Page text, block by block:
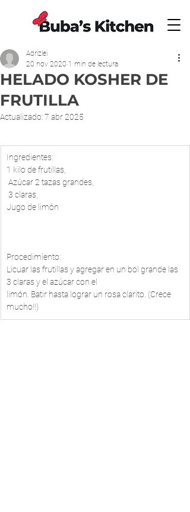
HELADO KOSHER DE
FRUTILLA
Adrizlei
20 nov 2020 1 min de lectura
Actualizado:7 abr 2025
​Ingredientes:
1 kilo de frutillas,
Azúcar 2 tazas grandes,
3 claras,
Jugo de limón
Procedimiento:
Licuar las frutillas y agregar en un bol grande las
3 claras y el azúcar con el
limón. Batir hasta lograr un rosa clarito. (Crece
mucho!!)